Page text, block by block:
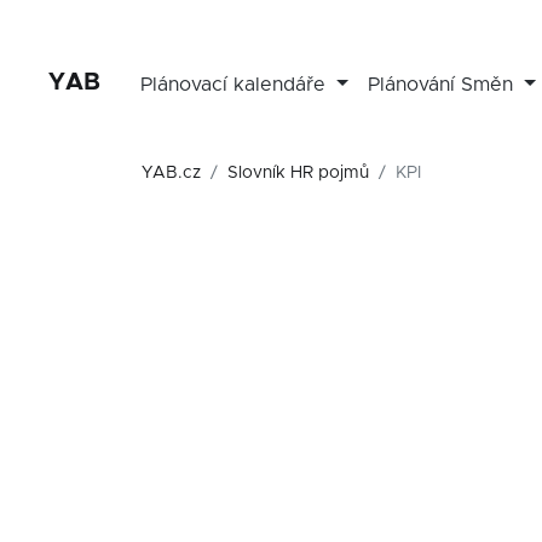
YAB Plánovací kalendáře Plánování Směn
YAB.cz Slovník HR pojmů KPI